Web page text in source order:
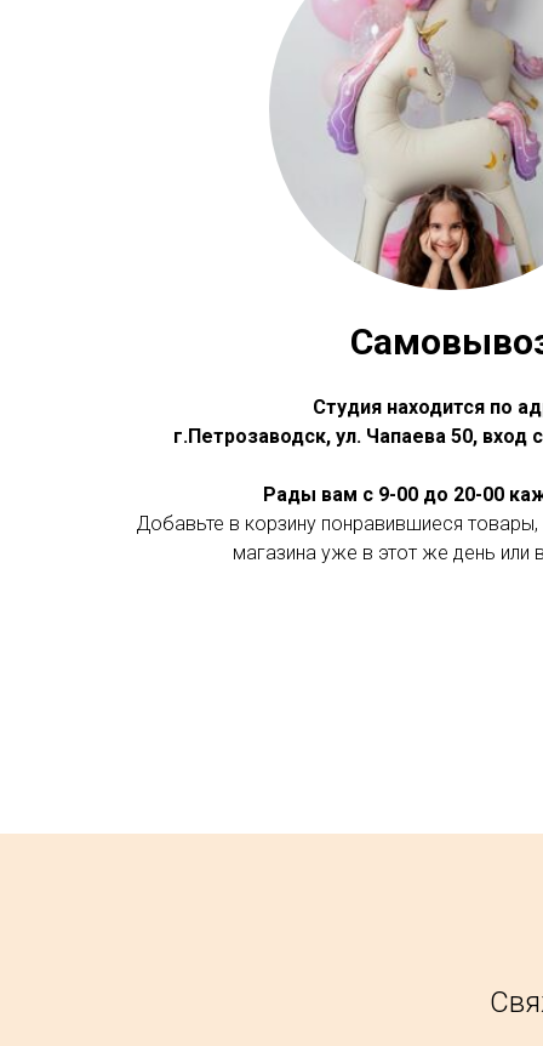
Студия находится по
г.Петрозаводск, ул. Чапаева 50, вход
Рады вам с 9-00 до 20-00
Добавьте в корзину понравившиеся
магазина уже в этот же день или